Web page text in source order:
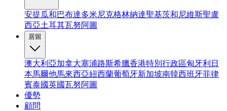
安提瓜和巴布達多米尼克格林納達聖基茨和尼維斯聖盧
西亞土耳其瓦努阿圖
居留
澳大利亞加拿大塞浦路斯希臘香港特別行政區匈牙利 日
本馬爾他馬來西亞紐西蘭葡萄牙新加坡南韓西班牙菲律
賓泰國英國瓦努阿圖
優勢
顧問